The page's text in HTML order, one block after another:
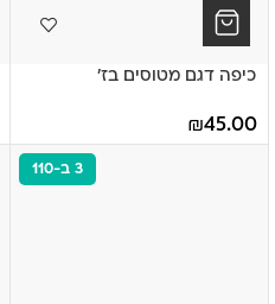
כיפה דגם מטוסים בז'
45.00
₪
3 ב-110